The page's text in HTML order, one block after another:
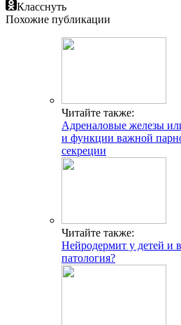
Класснуть
Похожие публикации
Читайте также:
Адреналовые железы
и функции важной
секреции
Читайте также:
Нейродермит у детей и
патология?